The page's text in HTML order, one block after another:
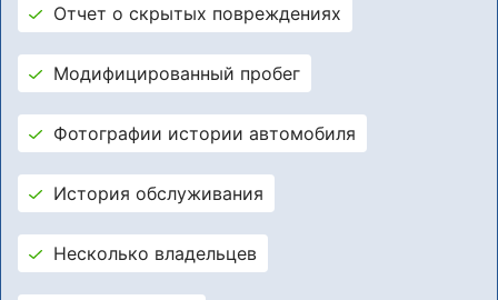
Отчет о скрытых повреждениях
Модифицированный пробег
Фотографии истории автомобиля
История обслуживания
Несколько владельцев